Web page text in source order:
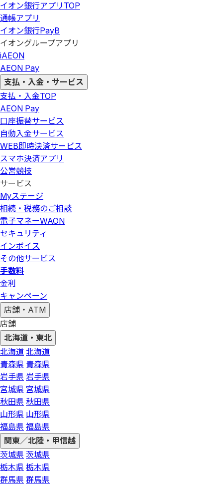
イオン銀行アプリ TOP
通帳アプリ
イオン銀行PayB
イオングループアプリ
iAEON
AEON Pay
支払・入金・サービス
支払・入金TOP
AEON Pay
口座振替サービス
自動入金サービス
WEB即時決済サービス
スマホ決済アプリ
公営競技
サービス
Myステージ
相続・税務のご相談
電子マネーWAON
セキュリティ
インボイス
その他サービス
手数料
金利
キャンペーン
店舗・ATM
店舗
北海道・東北
北海道 北海道
青森県 青森県
岩手県 岩手県
宮城県 宮城県
秋田県 秋田県
山形県 山形県
福島県 福島県
関東／北陸・甲信越
茨城県 茨城県
栃木県 栃木県
群馬県 群馬県